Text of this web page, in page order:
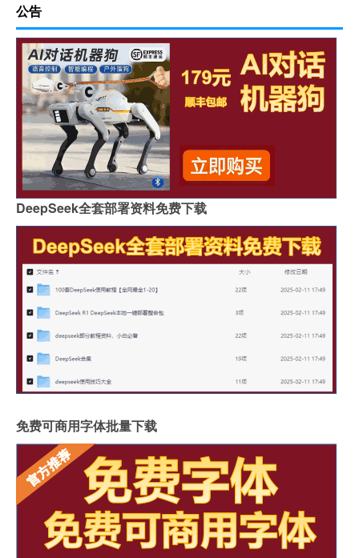
公告
DeepSeek全套部署资料免费下载
免费可商用字体批量下载